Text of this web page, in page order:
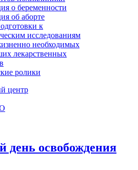
о беременности
об аборте
к
исследованиям
необходимых
лекарственных
ролики
центр
освобождения